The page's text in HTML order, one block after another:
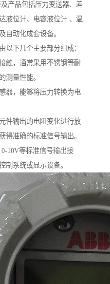
产品包括压力变送器、差
液位计、电容液位计 、温
自动化成套设备。
以下几个主要部分组成：
触，通常采用不锈钢等耐
测量性能。
器，能够将压力转换为电
件输出的电阻变化进行放
得准确的标准信号输出。
10V等标准信号输出接
制系统或显示设备。